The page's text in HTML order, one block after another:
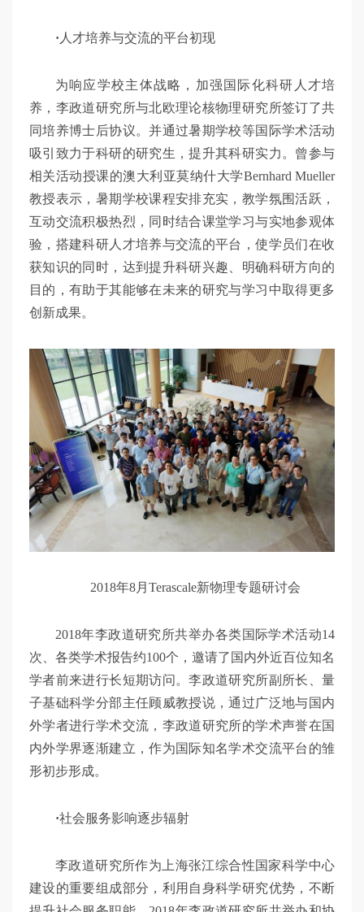
· 人才培养与交流的平台初现
为响应学校主体战略，加强国际化科研人才培
养，李政道研究所与北欧理论核物理研究所签订了共
同培养博士后协议。并通过暑期学校等国际学术活动
吸引致力于科研的研究生，提升其科研实力。曾参与
相关活动授课的澳大利亚莫纳什大学Bernhard Mueller
教授表示，暑期学校课程安排充实，教学氛围活跃，
互动交流积极热烈，同时结合课堂学习与实地参观体
验，搭建科研人才培养与交流的平台，使学员们在收
获知识的同时，达到提升科研兴趣、明确科研方向的
目的，有助于其能够在未来的研究与学习中取得更多
创新成果。
2018年8月Terascale新物理专题研讨会
2018年李政道研究所共举办各类国际学术活动14
次、各类学术报告约100个，邀请了国内外近百位知名
学者前来进行长短期访问。李政道研究所副所长、量
子基础科学分部主任顾威教授说，通过广泛地与国内
外学者进行学术交流，李政道研究所的学术声誉在国
内外学界逐渐建立，作为国际知名学术交流平台的雏
形初步形成。
·社会服务影响逐步辐射
李政道研究所作为上海张江综合性国家科学中心
建设的重要组成部分，利用自身科学研究优势，不断